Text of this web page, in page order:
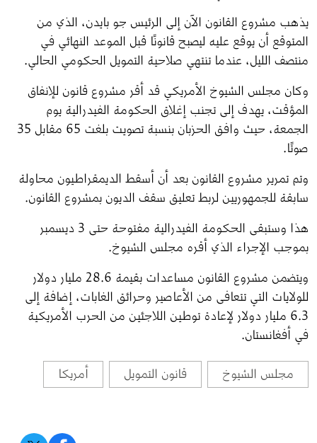
يذهب مشروع القانون الآن إلى الرئيس جو بايدن، الذي من
المتوقع أن يوقع عليه ليصبح قانونًا قبل الموعد النهائي في
منتصف الليل، عندما تنتهي صلاحية التمويل الحكومي الحالي.
وكان مجلس الشيوخ الأمريكي قد أقر مشروع قانون للإنفاق
المؤقت، يهدف إلى تجنب إغلاق الحكومة الفيدرالية يوم
صوتًا.
وتم تمرير مشروع القانون بعد أن أسقط الديمقراطيون محاولة
سابقة للجمهوريين لربط تعليق سقف الديون بمشروع القانون.
هذا وستبقى الحكومة الفيدرالية مفتوحة حتى 3 ديسمبر
بموجب الإجراء الذي أقره مجلس الشيوخ.
ويتضمن مشروع القانون مساعدات بقيمة 28.6 مليار دولار
للولايات التي تتعافى من الأعاصير وحرائق الغابات، إضافة إلى
6.3 مليار دولار لإعادة توطين اللاجئين من الحرب الأمريكية
في أفغانستان.
مجلس الشيوخ قانون التمويل أمريكا